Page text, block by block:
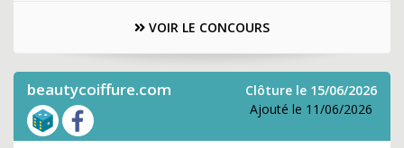
VOIR LE CONCOURS
beautycoiffure.com
Clôture le 15/06/2026
Ajouté le 11/06/2026